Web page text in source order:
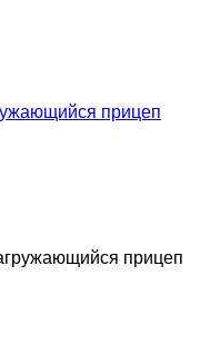
прицеп
прицеп